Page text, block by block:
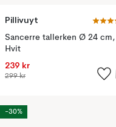
Pillivuyt
Sancerre tallerken Ø 24 cm,
Hvit
239 kr
299 kr
-30%